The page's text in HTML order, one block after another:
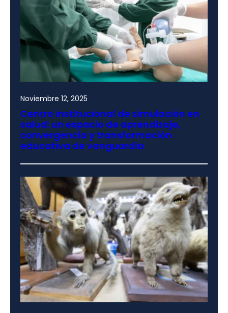
Noviembre 12, 2025
Centro institucional de simulación en
salud: un espacio de aprendizaje,
convergencia y transformación
educativa de vanguardia